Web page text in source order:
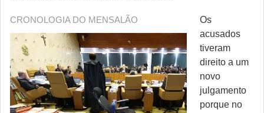
CRONOLOGIA DO MENSALÃO
Os
acusados
tiveram
direito a um
novo
julgamento
porque no